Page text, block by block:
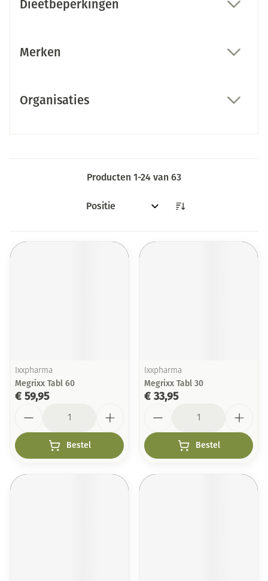
Dieetbeperkingen
Merken
Organisaties
Producten 1-24 van 63
Sorteer op:
Ixxpharma
Megrixx Tabl 60
€ 59,95
Bestel
Ixxpharma
Megrixx Tabl 30
€ 33,95
Bestel